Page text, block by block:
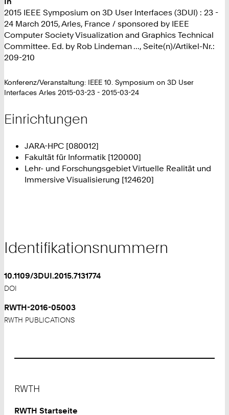
2015 IEEE Symposium on 3D User Interfaces (3DUI) : 23 -
24 March 2015, Arles, France / sponsored by IEEE
Computer Society Visualization and Graphics Technical
Committee. Ed. by Rob Lindeman ..., Seite(n)/Artikel-Nr.:
209-210
Konferenz/Veranstaltung: IEEE 10. Symposium on 3D User
Interfaces Arles 2015-03-23 - 2015-03-24
Einrichtungen
JARA-HPC [080012]
Fakultät für Informatik [120000]
Lehr- und Forschungsgebiet Virtuelle Realität und
Immersive Visualisierung [124620]
Identifikationsnummern
10.1109/3DUI.2015.7131774
DOI
RWTH-2016-05003
RWTH PUBLICATIONS
RWTH
RWTH Startseite